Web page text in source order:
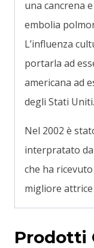
una cancrena
embolia
L’influenza
portarla ad
americana ad
degli Stati Uniti.
Nel 2002 è
interpratato
che ha
migliore
Prodotti